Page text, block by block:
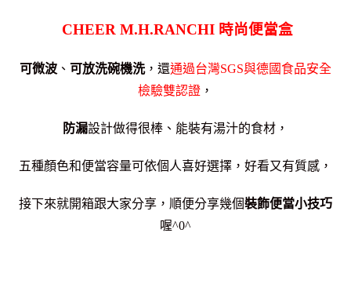
CHEER M.H.RANCHI 時尚便當盒
可微波 、 可放洗碗機洗，還通過台灣SGS與德國食品安全
檢驗雙認證 ，
防漏設計做得很棒、能裝有湯汁的食材，
五種顏色和便當容量可依個人喜好選擇， 好看又有質感，
接下來就開箱跟大家分享，順便分享幾個裝飾便當小技巧
喔^0^